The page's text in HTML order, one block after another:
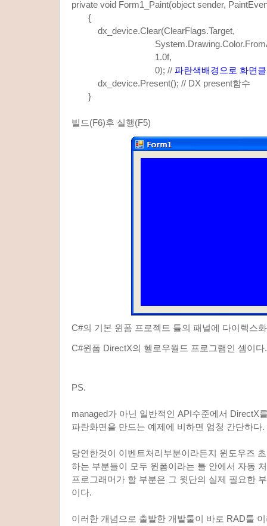
private void Form1_Paint(object sender,
{
dx_device.Clear(ClearFlags.Target,
1.0f,
0); // 파란색배경으로 화면
dx_device.Present(); // DX present함수
}
빌드(F6)후 실행(F5)
C#의 기본 윈폼 프로젝트 틀의 패널에 다이렉스
C#윈폼 DirectX의 헬로우월드 프로그램인 셈이다.
PS.
managed가 아닌 일반적인 API수준에서 DirectX
파란화면을 만드는 예제에 비하면 엄청 간단하다.
당연한것이 이벤트처리부분이라든지 윈도우즈
하는 부분들이 모두 윈폼이라는 틀 안에서 자동
프로그래머가 할 부분은 그 윗단의 실제 필요한
이다.
이러한 개념으로 출발한 개발툴이 바로 RAD툴